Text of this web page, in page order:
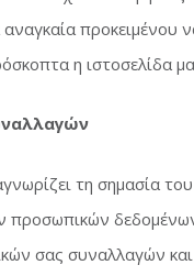
προκειμένου
η ιστοσελίδα
τη σημασία
προσωπικών
σας συναλλαγών